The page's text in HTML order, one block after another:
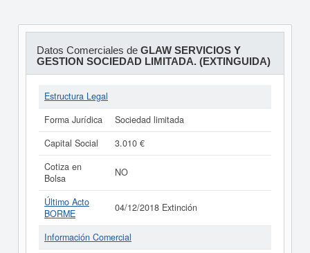
Datos Comerciales de GLAW SERVICIOS Y
GESTION SOCIEDAD LIMITADA. (EXTINGUIDA)
Estructura Legal
Forma Jurídica
Sociedad limitada
Capital Social
3.010 €
Cotiza en
Bolsa
NO
Último Acto
BORME
04/12/2018 Extinción
Información Comercial